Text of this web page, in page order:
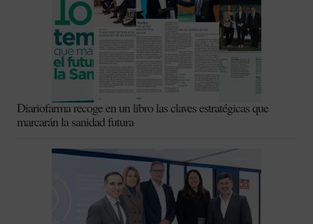
Diariofarma recoge en un libro las claves estratégicas que
marcarán la sanidad futura